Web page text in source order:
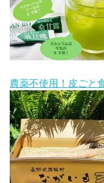
農薬不使用！皮ご